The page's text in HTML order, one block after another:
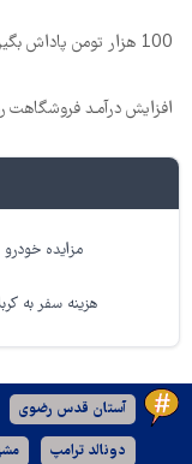
100 هزار تومن پاداش بگیر | ثبت نام کن
افزایش درآمـد
مزایده خودرو
هزینه سفر به
آستان قدس رضوی
دونالد ترامپ